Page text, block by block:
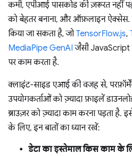
कमी, एपीआई पासकोड की ज़रूरत नहीं
को बेहतर बनाना, और ऑफ़लाइन
किया जा सकता है, जोTensorFlow.js,
MediaPipe GenAI जैसी JavaScript
पर काम करता है.
क्लाइंट-साइड एआई की वजह से,
उपयोगकर्ताओं को ज़्यादा फ़ाइलें
ब्राउज़र को ज़्यादा काम करना पड़ता है.
के लिए, इन बातों का ध्यान रखें:
डेटा का इस्तेमाल किस काम के